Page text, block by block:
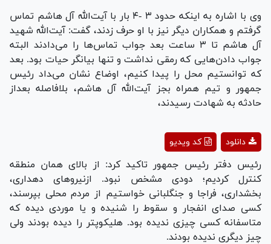
وی با اشاره به اینکه حدود ۳ -۴ بار با آیت‌الله آل هاشم تماس
گرفتم و همکاران دیگر نیز با او حرف زدند، گفت: آیت‌الله شهید
آل هاشم تا ۳ ساعت بعد جواب تماس‌ها را می‌دادند البته
جواب دادن‌هایی که رمقی نداشت و تنها بیانگر حیات بود. بعد
که توانستیم محل را پیدا کنیم، اوضاع نشان می‌‍داد رئیس
جمهور و تیم همراه بجز آیت‌الله آل هاشم، بلافاصله بعداز
حادثه به شهادت رسیدند،
Play
Video
کد ویدیو دانلود
رئیس دفتر رئیس جمهور تاکید کرد: از بالای همان منطقه
کنترل کردیم؛ دودی مشخص نبود. ازنیرو‌های دهداری،
بخشداری، فراجا و جنگلبانی خواستیم از مردم محلی بپرسند،
کسی صدای انفجار و سقوط را شنیده و یا موردی دیده که
متاسفانه کسی چیزی ندیده بود. هلیکوپتر را دیده بودند ولی
چیز دیگری ندیده بودند.